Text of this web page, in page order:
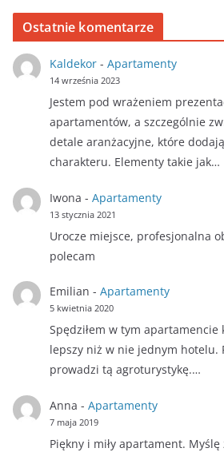
Ostatnie komentarze
Kaldekor- Apartamenty
14 września 2023
Jestem pod wrażeniem
apartamentów, a szczególnie
detale aranżacyjne, które
charakteru. Elementy takie jak…
Iwona - Apartamenty
13 stycznia 2021
Urocze miejsce, profesjonalna
polecam
Emilian - Apartamenty
5 kwietnia 2020
Spędziłem w tym
lepszy niż w nie jednym hotelu.
prowadzi tą agroturystykę.…
Anna - Apartamenty
7 maja 2019
Piękny i miły apartament.